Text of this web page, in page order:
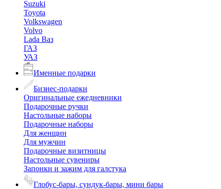
Suzuki
Toyota
Volkswagen
Volvo
Lada Ваз
ГАЗ
УАЗ
Именные подарки
Бизнес-подарки
Оригинальные ежедневники
Подарочные ручки
Настольные наборы
Подарочные наборы
Для женщин
Для мужчин
Подарочные визитницы
Настольные сувениры
Запонки и зажим для галстука
Глобус-бары, сундук-бары, мини бары